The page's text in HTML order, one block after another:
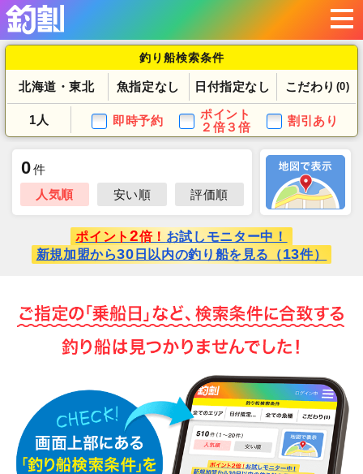
釣り船検索条件
北海道・東北 魚指定なし 日付指定なし こだわり (0)
1人 即時予約
ポイント
２倍３倍
割引あり
0件
人気順
安い順 評価順
ポイント 2倍！ お試しモニター中！
新規加盟から30 日以内の釣り船を見る（13件）